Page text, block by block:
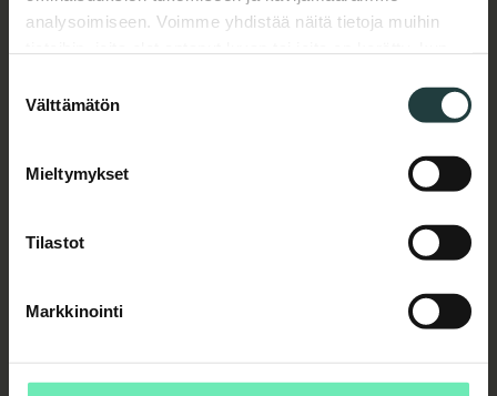
analysoimiseen. Voimme yhdistää näitä tietoja muihin
valinta
Välttämätön
Mieltymykset
Tilastot
Markkinointi